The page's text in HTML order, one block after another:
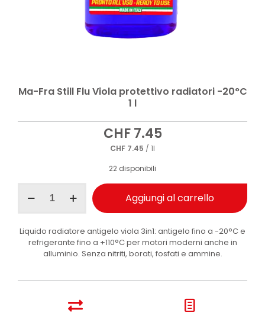
Ma-Fra Still Flu Viola protettivo radiatori -20°C
1 l
CHF7.45
CHF 7.45 / 1l
22 disponibili
Fra
Viola
protettivo
radiatori
1
Aggiungi al carrello
Liquido radiatore antigelo viola 3in1: antigelo fino a -20°C e
refrigerante fino a +110°C per motori moderni anche in
alluminio. Senza nitriti, borati, fosfati e ammine.